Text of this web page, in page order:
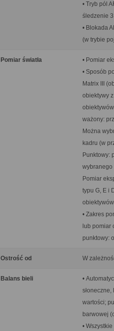
• Tryb pól
śledzenie
• Blokada
(w trybie
Pomiar światła
• Pomiar
• Sposób
Matrix III
obiektywy
ważony:
Można
kadru (w
Punktowy:
wybranego
Pomiar
typu G, E i
• Zakres
lub pomiar
punktowy:
Ostrość od W
Balans bieli
•
wartości;
barwowej
•